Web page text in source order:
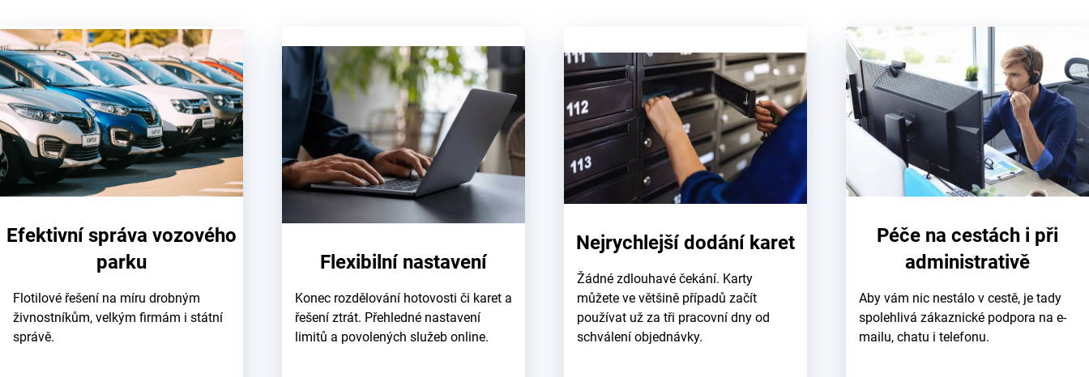
Efektivní správa vozového
parku
Flotilové řešení na míru drobným
živnostníkům, velkým firmám i státní
správě.
Flexibilní nastavení
Konec rozdělování hotovosti či karet a
řešení ztrát. Přehledné nastavení
limitů a povolených služeb online.
Nejrychlejší dodání karet
Žádné zdlouhavé čekání. Karty
můžete ve většině případů začít
používat už za tři pracovní dny od
schválení objednávky.
Péče na cestách i při
administrativě
Aby vám nic nestálo v cestě, je tady
spolehlivá zákaznické podpora na e-
mailu, chatu i telefonu.